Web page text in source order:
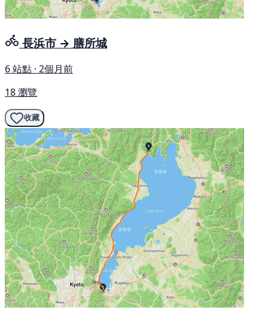
長浜市 → 膳所城
6 站點 · 2個月前
18 瀏覽
收藏